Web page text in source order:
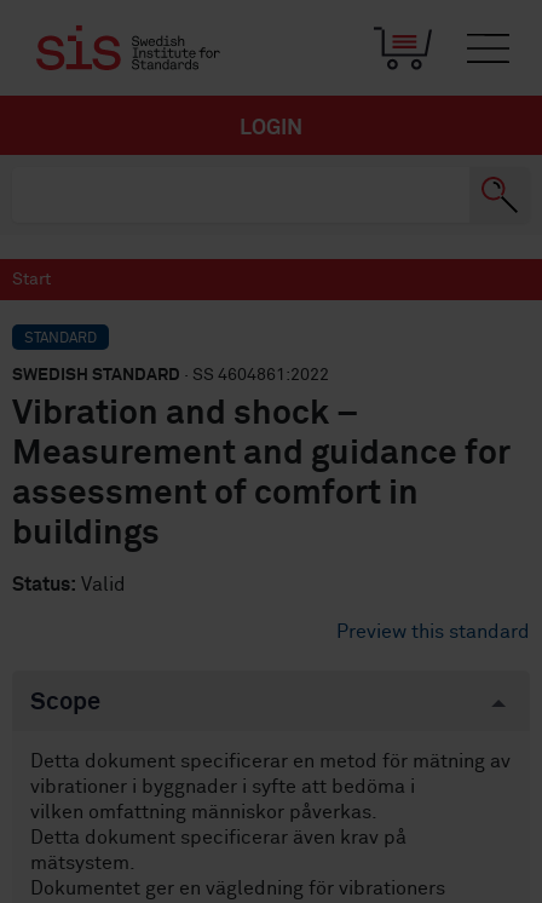
LOGIN
Start
STANDARD
SWEDISH STANDARD · SS 4604861:2022
Vibration and shock –
Measurement and guidance for
assessment of comfort in
buildings
Status: Valid
Preview this standard
Scope
Detta dokument specificerar en metod för mätning av
vibrationer i byggnader i syfte att bedöma i
vilken omfattning människor påverkas.
Detta dokument specificerar även krav på
mätsystem.
Dokumentet ger en vägledning för vibrationers